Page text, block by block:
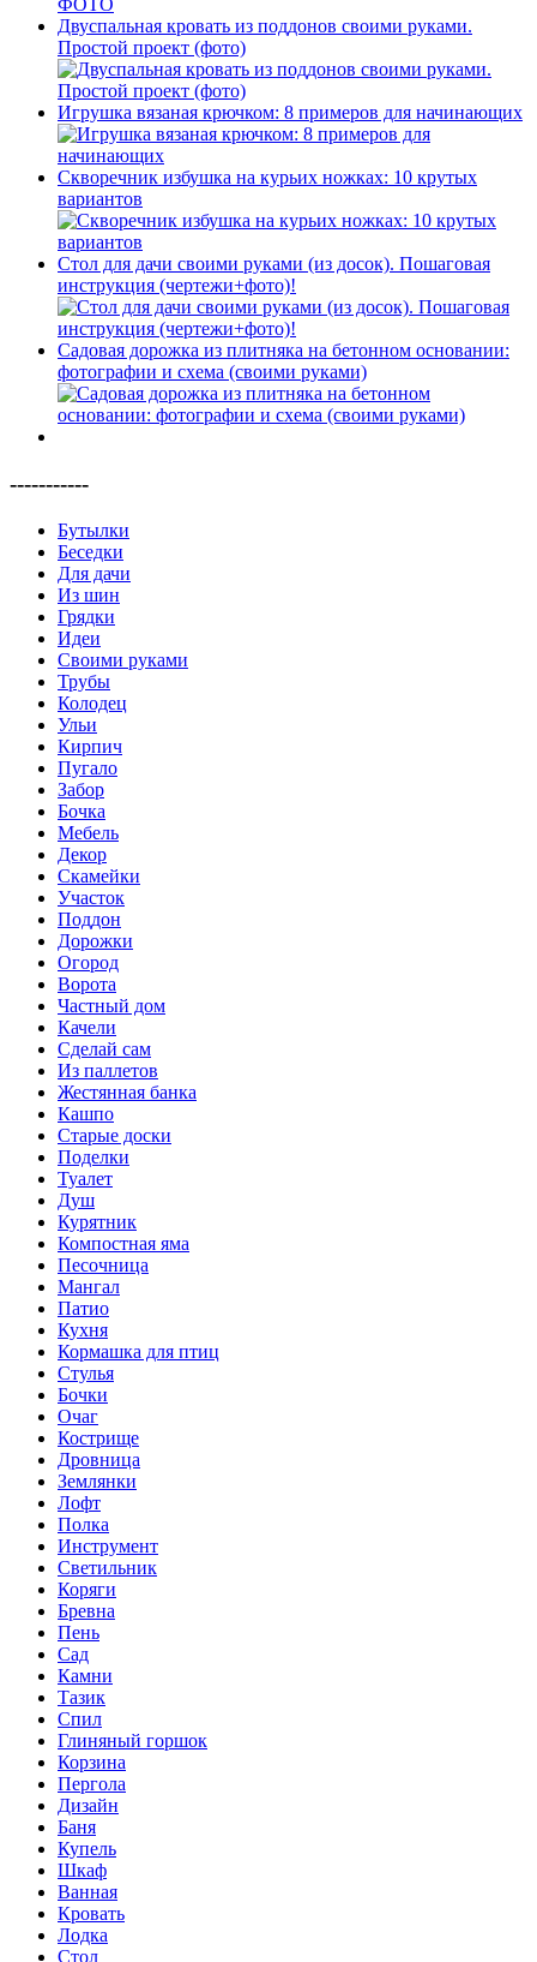
Двуспальная кровать из поддонов своими руками.
Простой проект (фото)
Игрушка вязаная крючком: 8 примеров для начинающих
Скворечник избушка на курьих ножках: 10 крутых
вариантов
Стол для дачи своими руками (из досок). Пошаговая
инструкция (чертежи+фото)!
Садовая дорожка из плитняка на бетонном основании:
фотографии и схема (своими руками)
-----------
Бутылки
Беседки
Для дачи
Из шин
Грядки
Идеи
Своими руками
Трубы
Колодец
Ульи
Кирпич
Пугало
Забор
Бочка
Мебель
Декор
Скамейки
Участок
Поддон
Дорожки
Огород
Ворота
Частный дом
Качели
Сделай сам
Из паллетов
Жестянная банка
Кашпо
Старые доски
Поделки
Туалет
Душ
Курятник
Компостная яма
Песочница
Мангал
Патио
Кухня
Кормашка для птиц
Стулья
Бочки
Очаг
Кострище
Дровница
Землянки
Лофт
Полка
Инструмент
Светильник
Коряги
Бревна
Пень
Сад
Камни
Тазик
Спил
Глиняный горшок
Корзина
Пергола
Дизайн
Баня
Купель
Шкаф
Ванная
Кровать
Лодка
Стол